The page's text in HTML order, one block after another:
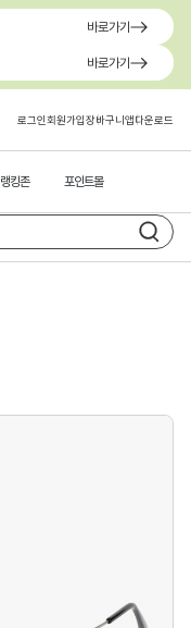
바로가기
바로가기
로그인회원가입장바구니앱다운로드
랭킹존 포인트몰